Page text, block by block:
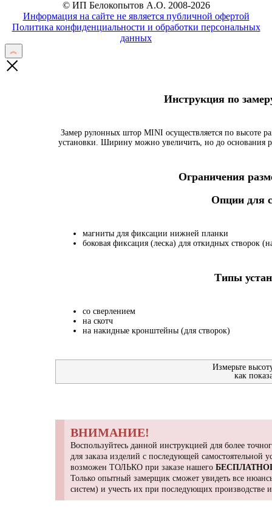
© ИП Белокопытов А.О. 2008-2026
Информация на сайте не является публичной офертой
Политика конфиденциальности и обработки персональных
данных
Инструкция по
Замер рулонных штор MINI осуществляется по высоте
установки. Ширину можно увеличить, но до основания
Ограничения
Опции для
магниты для фиксации нижней планки
боковая фиксация (леска) для откидных створок
Типы
со сверлением
на скотч
на накидные кронштейны (для створок)
Измерьте
как
ВНИМАНИЕ!
Воспользуйтесь данной инструкцией для более
для заказа изделий с последующей
возможен ТОЛЬКО при заказе нашего
Только опытный замерщик сможет увидеть все
систем) и учесть их при последующих производстве